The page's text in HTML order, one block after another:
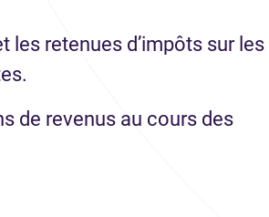
les retenues d’impôts sur les
de revenus au cours des